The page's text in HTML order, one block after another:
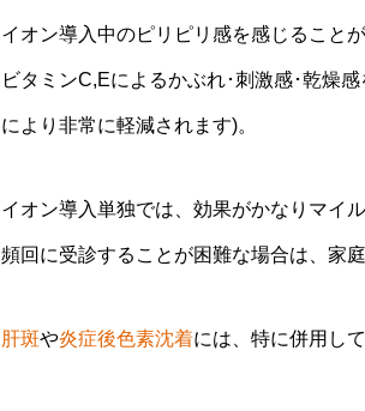
イオン導入中のピリピリ感を感じること
ビタミンC,Eによるかぶれ･刺激感･乾燥
により非常に軽減されます)。
イオン導入単独では、効果がかなりマイ
頻回に受診することが困難な場合は、家
肝斑や炎症後色素沈着には、特に併用し